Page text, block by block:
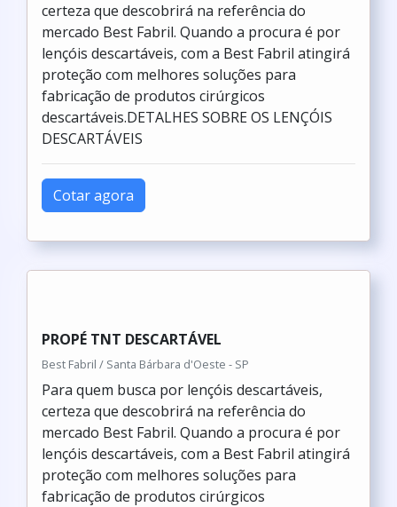
certeza que descobrirá na referência do
mercado Best Fabril. Quando a procura é por
lençóis descartáveis, com a Best Fabril atingirá
proteção com melhores soluções para
fabricação de produtos cirúrgicos
descartáveis.DETALHES SOBRE OS LENÇÓIS
DESCARTÁVEIS
Cotar agora
PROPÉ TNT DESCARTÁVEL
Best Fabril / Santa Bárbara d'Oeste - SP
Para quem busca por lençóis descartáveis,
certeza que descobrirá na referência do
mercado Best Fabril. Quando a procura é por
lençóis descartáveis, com a Best Fabril atingirá
proteção com melhores soluções para
fabricação de produtos cirúrgicos